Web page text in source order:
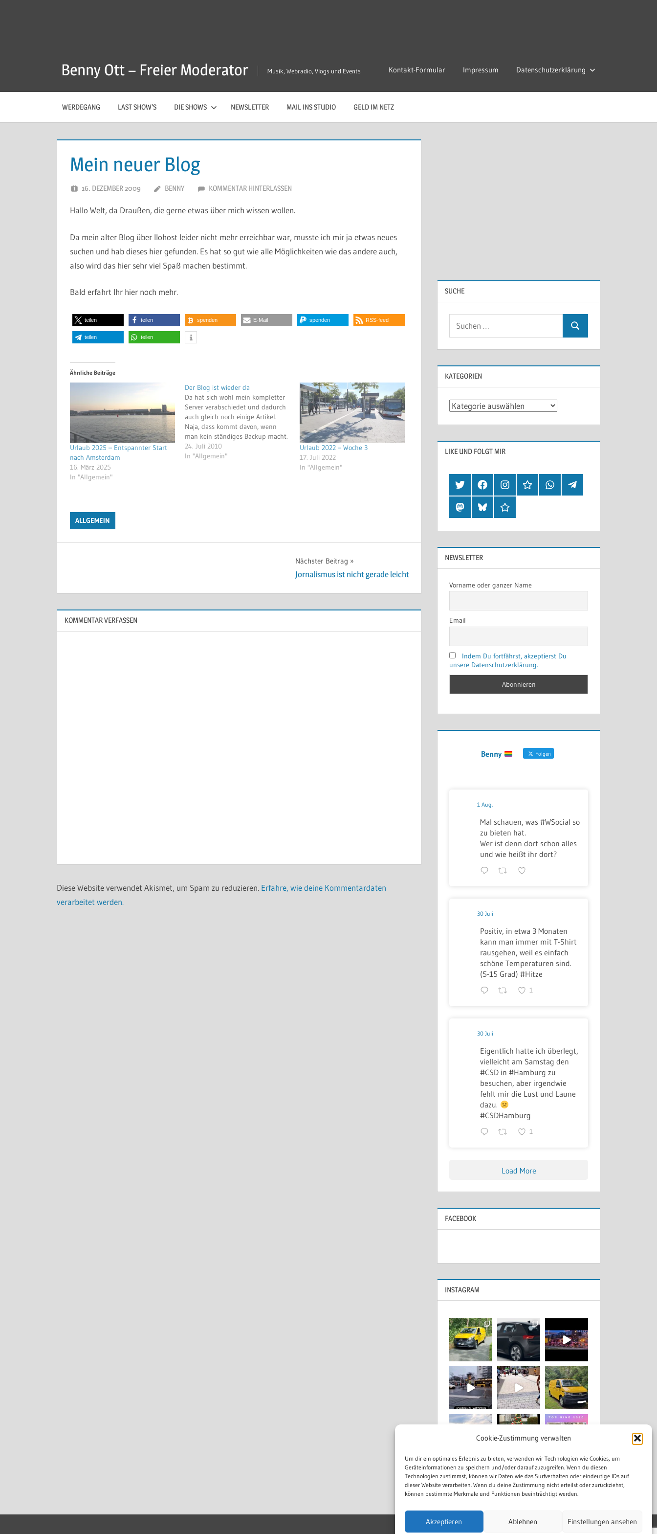
Cookie-Zustimmung verwalten
Um dir ein optimales Erlebnis zu bieten, verwenden wir Technologien wie Cookies, um
Geräteinformationen zu speichern und/oder darauf zuzugreifen. Wenn du diesen
Technologien zustimmst, können wir Daten wie das Surfverhalten oder eindeutige IDs auf
dieser Website verarbeiten. Wenn du deine Zustimmung nicht erteilst oder zurückziehst,
können bestimmte Merkmale und Funktionen beeinträchtigt werden.
Akzeptieren Ablehnen Einstellungen ansehen
Benny Ott – Freier Moderator Musik, Webradio, Vlogs und Events Kontakt-Formular Impressum Datenschutzerklärung
WERDEGANG LAST SHOW’S DIE SHOWS NEWSLETTER MAIL INS STUDIO GELD IM NETZ
Mein neuer Blog
16. DEZEMBER 2009 BENNY KOMMENTAR HINTERLASSEN
Hallo Welt, da Draußen, die gerne etwas über mich wissen wollen.
Da mein alter Blog über Ilohost leider nicht mehr erreichbar war, musste ich mir ja etwas neues
suchen und hab dieses hier gefunden. Es hat so gut wie alle Möglichkeiten wie das andere auch,
also wird das hier sehr viel Spaß machen bestimmt.
Bald erfahrt Ihr hier noch mehr.
teilen teilen spenden E-Mail spenden RSS-feed
teilen teilen
Ähnliche Beiträge
Urlaub 2025 – Entspannter Start
nach Amsterdam
16. März 2025
In "Allgemein"
Der Blog ist wieder da
Da hat sich wohl mein kompletter
Server verabschiedet und dadurch
auch gleich noch einige Artikel.
Naja, dass kommt davon, wenn
man kein ständiges Backup macht.
Nun gut, jetzt will ich nochmal hier
alles zusammenfassen, was denn
24. Juli 2010
In "Allgemein"
Urlaub 2022 – Woche 3
17. Juli 2022
In "Allgemein"
ALLGEMEIN
Nächster Beitrag
Jornalismus ist nicht gerade leicht
KOMMENTAR VERFASSEN
Diese Website verwendet Akismet, um Spam zu reduzieren. Erfahre, wie deine Kommentardaten
verarbeitet werden.
SUCHE
KATEGORIEN
Kategorien
LIKE UND FOLGT MIR
TwitterFacebookInstagramHearthisWhatsappTelegram
MastodonBlueskyThreads
NEWSLETTER
Vorname oder ganzer Name
Email
Indem Du fortfährst, akzeptierst Du
unsere Datenschutzerklärung.
Benny Folgen
1 Aug.
Mal schauen, was #WSocial so
zu bieten hat.
Wer ist denn dort schon alles
und wie heißt ihr dort?
30 Juli
Positiv, in etwa 3 Monaten
kann man immer mit T-Shirt
rausgehen, weil es einfach
schöne Temperaturen sind.
(5-15 Grad) #Hitze
1
30 Juli
Eigentlich hatte ich überlegt,
vielleicht am Samstag den
#CSD in #Hamburg zu
besuchen, aber irgendwie
fehlt mir die Lust und Laune
dazu.
#CSDHamburg
1
Load More
FACEBOOK
INSTAGRAM
Mehr laden... Auf Instagram folgen